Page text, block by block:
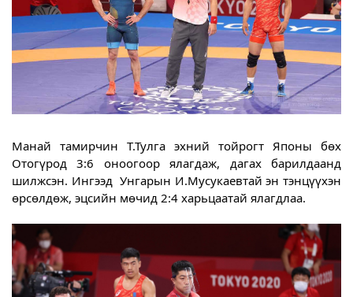
Манай тамирчин Т.Тулга эхний тойрогт Японы бөх
Отогүрод 3:6 оноогоор ялагдаж, дагах барилдаанд
шилжсэн. Ингээд  Унгарын И.Мусукаевтай эн тэнцүүхэн
өрсөлдөж, эцсийн мөчид 2:4 харьцаатай ялагдлаа.